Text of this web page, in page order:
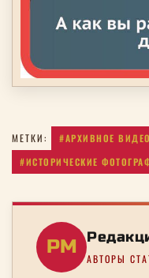
МЕТКИ: #АРХИВНОЕ ВИДЕО
#ИСТОРИЧЕСКИЕ
РM
АВТОРЫ